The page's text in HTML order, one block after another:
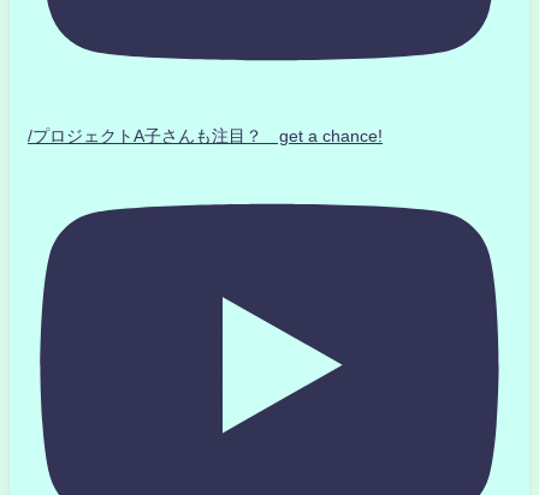
/プロジェクトA子さんも注目？ get a chance!